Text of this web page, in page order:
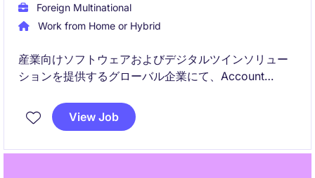
Foreign Multinational
Work from Home or Hybrid
産業向けソフトウェアおよびデジタルツインソリュー
ションを提供するグローバル企業にて、Account
拡大の両方を担い、日本市場の成長を牽引いただくポ
ジションです。
View Job